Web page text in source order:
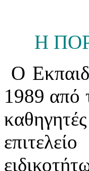
Η
Ο
1989 από